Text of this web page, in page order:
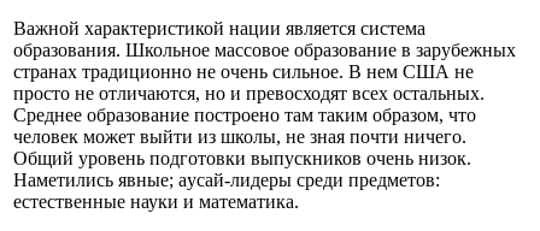
Важной характеристикой нации является система
образования. Школьное массовое образование в зарубежных
странах традиционно не очень сильное. В нем США не
просто не отличаются, но и превосходят всех остальных.
Среднее образование построено там таким образом, что
человек может выйти из школы, не зная почти ничего.
Общий уровень подготовки выпускников очень низок.
Наметились явные; ayсай-лидеры среди предметов:
естественные науки и математика.